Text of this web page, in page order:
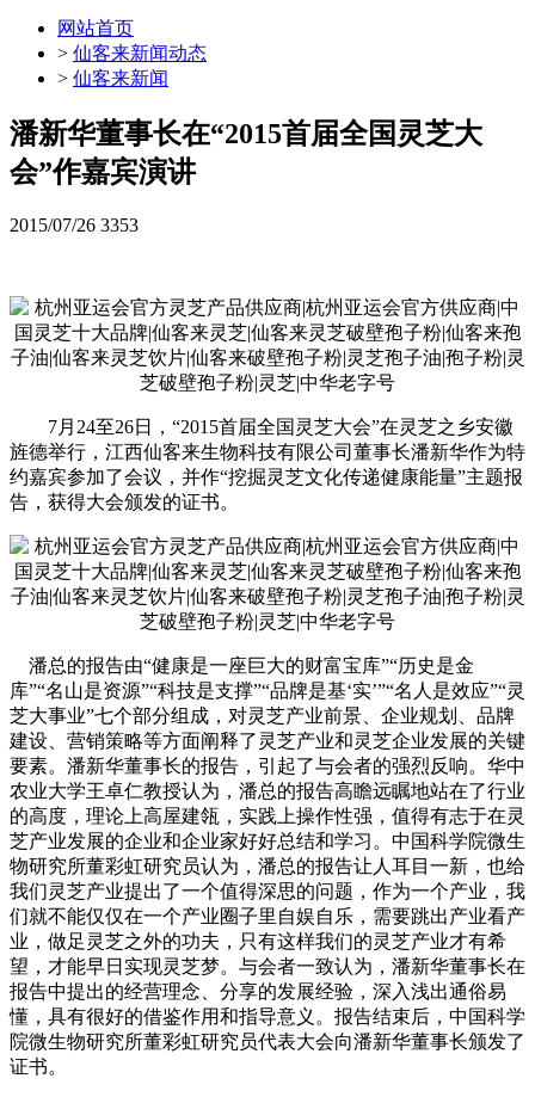
网站首页
> 仙客来新闻动态
> 仙客来新闻
潘新华董事长在“2015首届全国灵芝大
会”作嘉宾演讲
2015/07/26 3353
7月24至26日，“2015首届全国灵芝大会”在灵芝之乡安徽
旌德举行，江西仙客来生物科技有限公司董事长潘新华作为特
约嘉宾参加了会议，并作“挖掘灵芝文化传递健康能量”主题报
告，获得大会颁发的证书。
潘总的报告由“健康是一座巨大的财富宝库”“历史是金
库”“名山是资源”“科技是支撑”“品牌是基‘实’”“名人是效应”“灵
芝大事业”七个部分组成，对灵芝产业前景、企业规划、品牌
建设、营销策略等方面阐释了灵芝产业和灵芝企业发展的关键
要素。潘新华董事长的报告，引起了与会者的强烈反响。华中
农业大学王卓仁教授认为，潘总的报告高瞻远瞩地站在了行业
的高度，理论上高屋建瓴，实践上操作性强，值得有志于在灵
芝产业发展的企业和企业家好好总结和学习。中国科学院微生
物研究所董彩虹研究员认为，潘总的报告让人耳目一新，也给
我们灵芝产业提出了一个值得深思的问题，作为一个产业，我
们就不能仅仅在一个产业圈子里自娱自乐，需要跳出产业看产
业，做足灵芝之外的功夫，只有这样我们的灵芝产业才有希
望，才能早日实现灵芝梦。与会者一致认为，潘新华董事长在
报告中提出的经营理念、分享的发展经验，深入浅出通俗易
懂，具有很好的借鉴作用和指导意义。报告结束后，中国科学
院微生物研究所董彩虹研究员代表大会向潘新华董事长颁发了
证书。